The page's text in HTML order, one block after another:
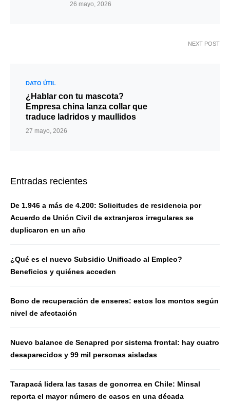
26 mayo, 2026
NEXT POST
DATO ÚTIL
¿Hablar con tu mascota?
Empresa china lanza collar que
traduce ladridos y maullidos
27 mayo, 2026
Entradas recientes
De 1.946 a más de 4.200: Solicitudes de residencia por
Acuerdo de Unión Civil de extranjeros irregulares se
duplicaron en un año
¿Qué es el nuevo Subsidio Unificado al Empleo?
Beneficios y quiénes acceden
Bono de recuperación de enseres: estos los montos según
nivel de afectación
Nuevo balance de Senapred por sistema frontal: hay cuatro
desaparecidos y 99 mil personas aisladas
Tarapacá lidera las tasas de gonorrea en Chile: Minsal
reporta el mayor número de casos en una década